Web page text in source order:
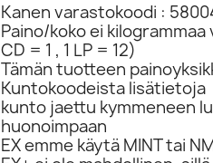
Kanen varastokoodi :
Paino/koko ei
CD = 1 , 1 LP = 12)
Tämän tuotteen
Kuntokoodeista lisätietoja
kunto jaettu kymmeneen
huonoimpaan
EX emme käytä MINT tai